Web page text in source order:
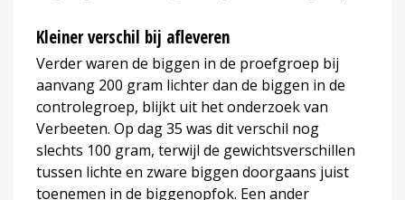
Kleiner verschil bij afleveren
Verder waren de biggen in de proefgroep bij
aanvang 200 gram lichter dan de biggen in de
controlegroep, blijkt uit het onderzoek van
Verbeeten. Op dag 35 was dit verschil nog
slechts 100 gram, terwijl de gewichtsverschillen
tussen lichte en zware biggen doorgaans juist
toenemen in de biggenopfok. Een ander